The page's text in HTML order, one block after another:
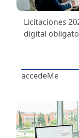
Licitaciones
digital
accedeMe